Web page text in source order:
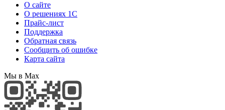
О сайте
О решениях 1С
Прайс-лист
Поддержка
Обратная связь
Сообщить об ошибке
Карта сайта
Мы в Max